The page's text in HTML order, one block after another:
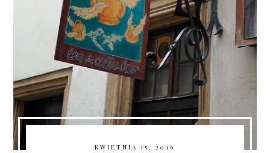
KWIETNIA 15, 2016